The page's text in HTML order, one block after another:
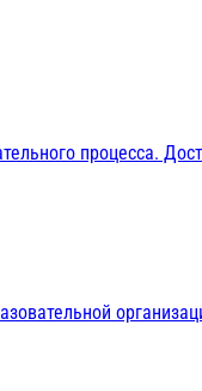
процесса.